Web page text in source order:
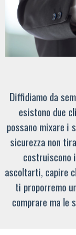
Diffidiamo da
esistono due
possano mixare i
sicurezza non
costruiscono
ascoltarti, capire
ti proporremo
comprare ma le